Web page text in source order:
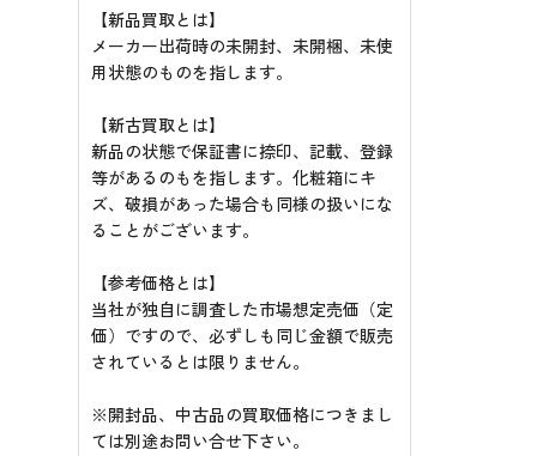
【新品買取とは】
メーカー出荷時の未開封、未開梱、未使
用状態のものを指します。
【新古買取とは】
新品の状態で保証書に捺印、記載、登録
等があるのもを指します。化粧箱にキ
ズ、破損があった場合も同様の扱いにな
ることがございます。
【参考価格とは】
当社が独自に調査した市場想定売価（定
価）ですので、必ずしも同じ金額で販売
されているとは限りません。
※開封品、中古品の買取価格につきまし
ては別途お問い合せ下さい。